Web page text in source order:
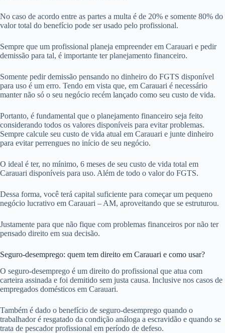
No caso de acordo entre as partes a multa é de 20% e somente 80% do
valor total do benefício pode ser usado pelo profissional.
Sempre que um profissional planeja empreender em Carauari e pedir
demissão para tal, é importante ter planejamento financeiro.
Somente pedir demissão pensando no dinheiro do FGTS disponível
para uso é um erro. Tendo em vista que, em Carauari é necessário
manter não só o seu negócio recém lançado como seu custo de vida.
Portanto, é fundamental que o planejamento financeiro seja feito
considerando todos os valores disponíveis para evitar problemas.
Sempre calcule seu custo de vida atual em Carauari e junte dinheiro
para evitar perrengues no início de seu negócio.
O ideal é ter, no mínimo, 6 meses de seu custo de vida total em
Carauari disponíveis para uso. Além de todo o valor do FGTS.
Dessa forma, você terá capital suficiente para começar um pequeno
negócio lucrativo em Carauari – AM, aproveitando que se estruturou.
Justamente para que não fique com problemas financeiros por não ter
pensado direito em sua decisão.
Seguro-desemprego: quem tem direito em Carauari e como usar?
O seguro-desemprego é um direito do profissional que atua com
carteira assinada e foi demitido sem justa causa. Inclusive nos casos de
empregados domésticos em Carauari.
Também é dado o benefício de seguro-desemprego quando o
trabalhador é resgatado da condição análoga a escravidão e quando se
trata de pescador profissional em período de defeso.